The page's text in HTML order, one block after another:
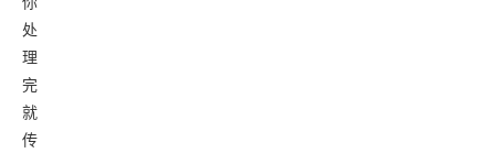
处
理
完
就
传